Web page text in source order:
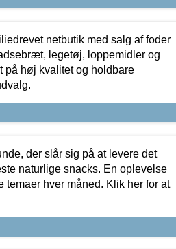
netbutik med salg af foder
legetøj, loppemidler og
på høj kvalitet og holdbare
der slår sig på at levere det
naturlige snacks. En oplevelse
temaer hver måned. Klik her for at